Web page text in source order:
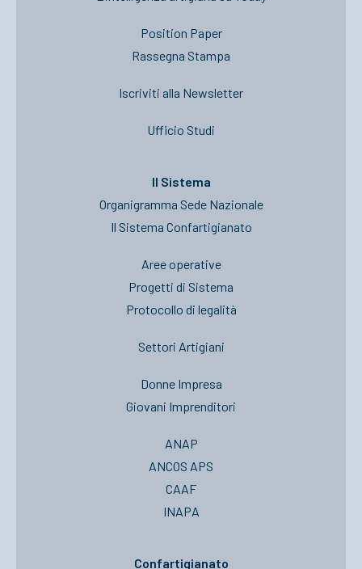
Position Paper
Rassegna Stampa
Iscriviti alla Newsletter
Ufficio Studi
Il Sistema
Organigramma Sede Nazionale
Il Sistema Confartigianato
Aree operative
Progetti di Sistema
Protocollo di legalità
Settori Artigiani
Donne Impresa
Giovani Imprenditori
ANAP
ANCOS APS
CAAF
INAPA
Confartigianato